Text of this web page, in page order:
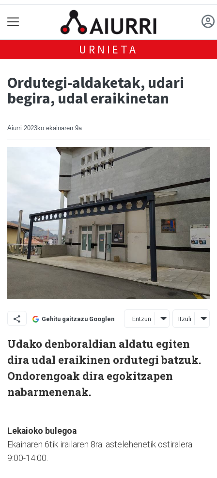
URNIETA
Ordutegi-aldaketak, udari
begira, udal eraikinetan
Aiurri 2023ko ekainaren 9a
Gehitu gaitzazu Googlen Entzun Itzuli
Udako denboraldian aldatu egiten
dira udal eraikinen ordutegi batzuk.
Ondorengoak dira egokitzapen
nabarmenenak.
Lekaioko bulegoa
Ekainaren 6tik irailaren 8ra: astelehenetik ostiralera
9:00-14:00.